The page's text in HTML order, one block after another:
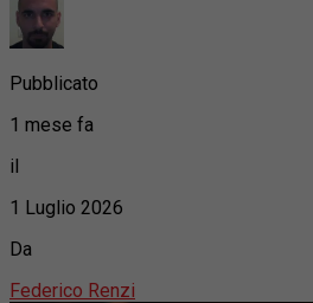
Pubblicato
1 mese fa
il
1 Luglio 2026
Da
Federico Renzi